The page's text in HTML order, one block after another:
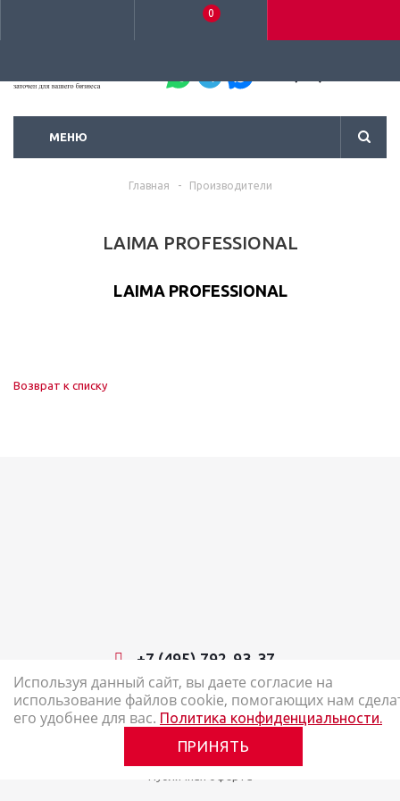
0
МЕНЮ
Главная - Производители
LAIMA PROFESSIONAL
LAIMA PROFESSIONAL
Возврат к списку
+7 (495) 792-93-37
2026 © Наш Карандаш: интернет-магазин канцелярских товаров
Карта сайта
Используя данный сайт, вы даете согласие на
использование файлов cookie, помогающих нам
его удобнее для вас. Политика конфиденциальности.
ПРИНЯТЬ